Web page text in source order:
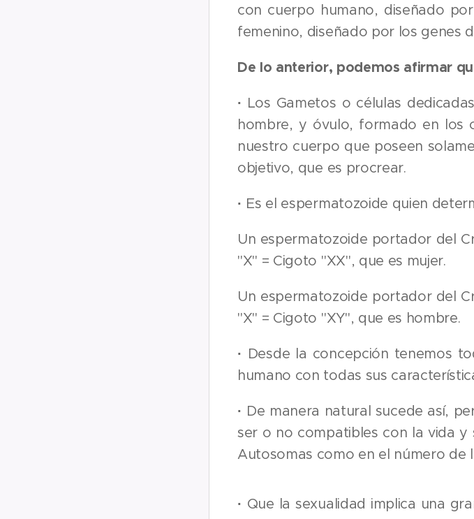
con cuerpo humano, diseñado
femenino, diseñado por los genes
De lo anterior, podemos afirmar
· Los Gametos o células
hombre, y óvulo, formado en los
nuestro cuerpo que poseen
objetivo, que es procrear.
· Es el espermatozoide quien
Un espermatozoide portador del
"X" = Cigoto "XX", que es mujer.
Un espermatozoide portador del
"X" = Cigoto "XY", que es hombre.
· Desde la concepción tenemos
humano con todas sus
· De manera natural sucede así,
ser o no compatibles con la vida y
Autosomas como en el número de
· Que la sexualidad implica una